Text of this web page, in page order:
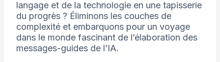
langage et de la technologie en une tapisserie
du progrès ? Éliminons les couches de
complexité et embarquons pour un voyage
dans le monde fascinant de l’élaboration des
messages-guides de l’IA.